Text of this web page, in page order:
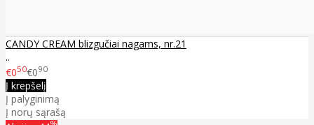
CANDY CREAM blizgučiai nagams, nr.21
..
€050€090
Į krepšelį
Į palyginimą
Į norų sąrašą